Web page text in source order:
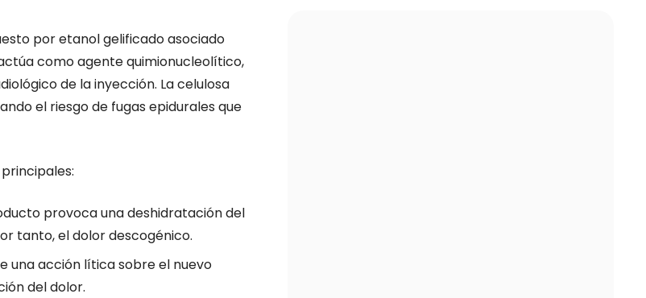
por etanol gelificado asociado
como agente quimionucleolítico,
de la inyección. La celulosa
el riesgo de fugas epidurales que
provoca una deshidratación del
tanto, el dolor descogénico.
una acción lítica sobre el nuevo
del dolor.